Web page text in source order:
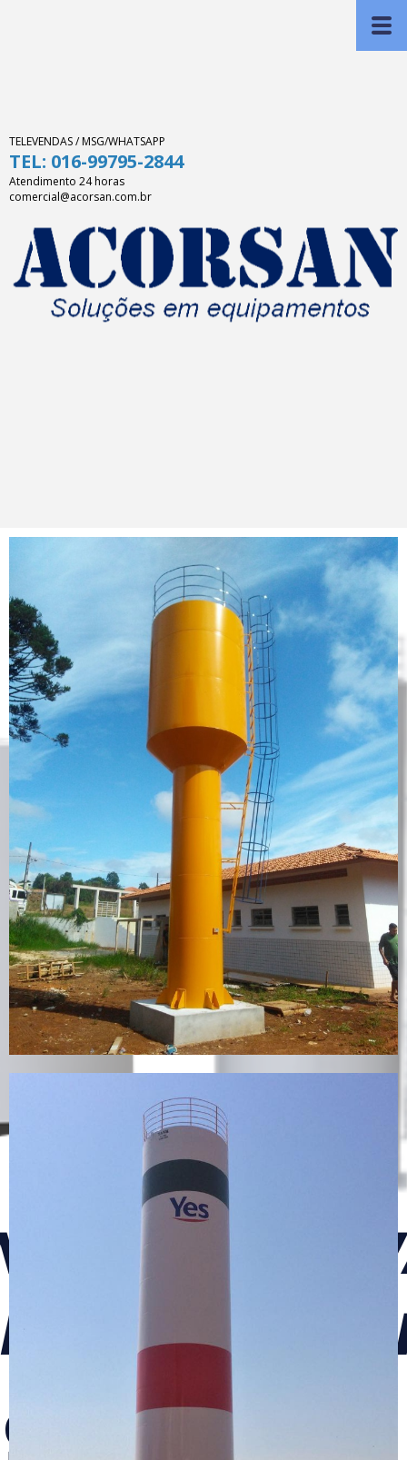
TELEVENDAS / MSG/WHATSAPP
TEL: 016-99795-2844
Atendimento 24 horas
comercial@acorsan.com.br